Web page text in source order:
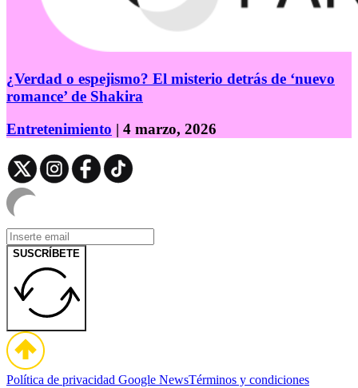
¿Verdad o espejismo? El misterio detrás de ‘nuevo
romance’ de Shakira
Entretenimiento | 4 marzo, 2026
SUSCRÍBETE
Política de privacidad Google NewsTérminos y condiciones